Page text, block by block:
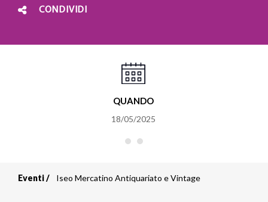
CONDIVIDI
QUANDO
18/05/2025
Eventi Iseo Mercatino Antiquariato e Vintage